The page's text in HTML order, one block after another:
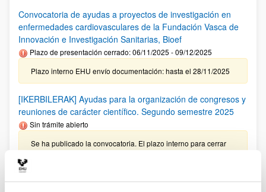
Convocatoria de ayudas a proyectos de investigación en
enfermedades cardiovasculares de la Fundación Vasca de
Innovación e Investigación Sanitarias, Bioef
Plazo de presentación cerrado: 06/11/2025 - 09/12/2025
Plazo interno EHU envío documentación: hasta el 28/11/2025
[IKERBILERAK] Ayudas para la organización de congresos y
reuniones de carácter científico. Segundo semestre 2025
Sin trámite abierto
Se ha publicado la convocatoria. El plazo interno para cerrar
las solicitudes es: 17/10/2025
Investigador predoctoral AECC 2026